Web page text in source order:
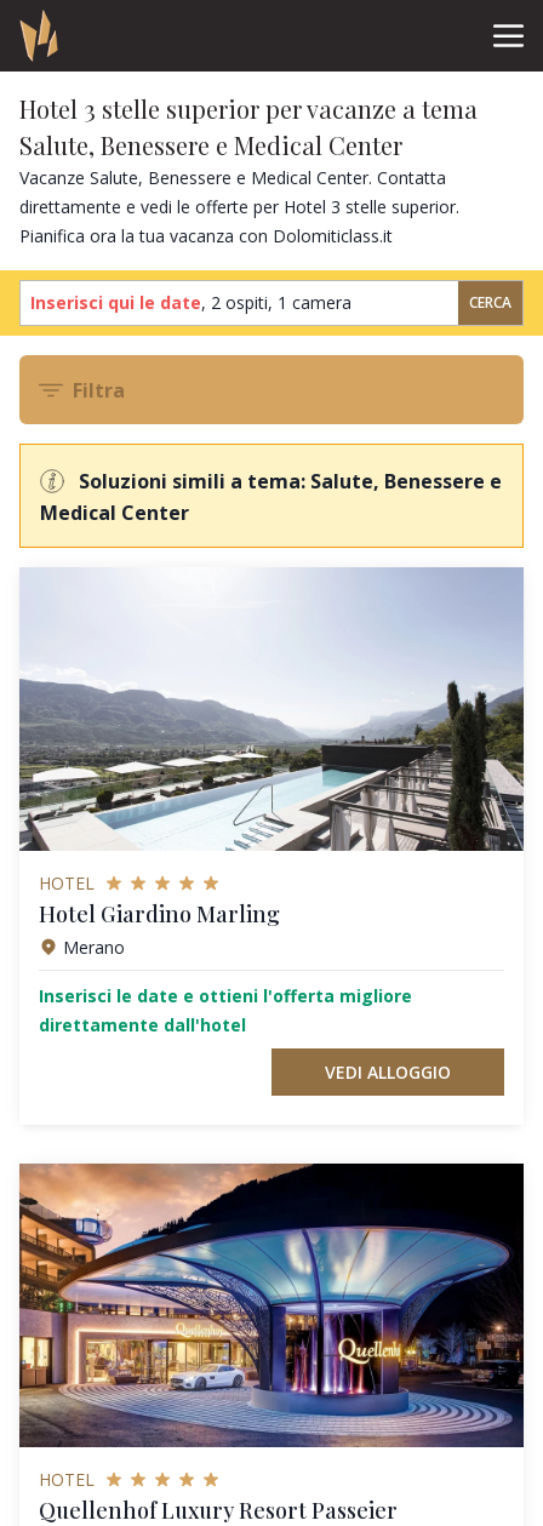
Hotel 3 stelle superior per vacanze a tema
Salute, Benessere e Medical Center
Vacanze Salute, Benessere e Medical Center. Contatta
direttamente e vedi le offerte per Hotel 3 stelle superior.
Pianifica ora la tua vacanza con Dolomiticlass.it
Inserisci qui le date, 2 ospiti, 1 camera CERCA
Filtra
Soluzioni simili a tema: Salute, Benessere e
Medical Center
HOTEL
Hotel Giardino Marling
Merano
Inserisci le date e ottieni l'offerta migliore
direttamente dall'hotel
VEDI ALLOGGIO
HOTEL
Quellenhof Luxury Resort Passeier